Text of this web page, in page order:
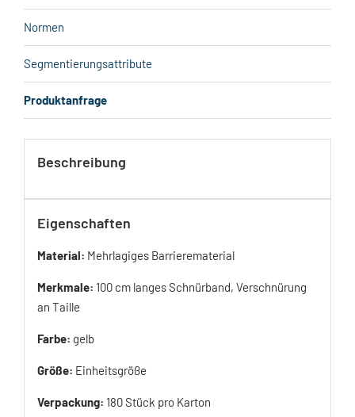
Normen
Segmentierungsattribute
Produktanfrage
Beschreibung
Eigenschaften
Material: Mehrlagiges Barrierematerial
Merkmale: 100 cm langes Schnürband, Verschnürung
an Taille
Farbe: gelb
Größe: Einheitsgröße
Verpackung: 180 Stück pro Karton